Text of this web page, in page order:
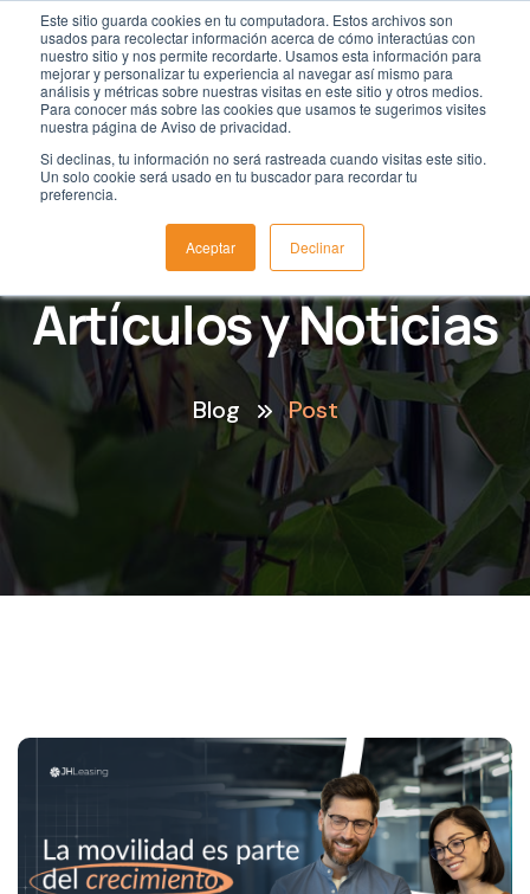
Este sitio guarda cookies en tu computadora. Estos archivos son
usados para recolectar información acerca de cómo interactúas con
nuestro sitio y nos permite recordarte. Usamos esta información para
mejorar y personalizar tu experiencia al navegar así mismo para
análisis y métricas sobre nuestras visitas en este sitio y otros medios.
Para conocer más sobre las cookies que usamos te sugerimos visites
nuestra página de Aviso de privacidad.
Si declinas, tu información no será rastreada cuando visitas este sitio.
Un solo cookie será usado en tu buscador para recordar tu
preferencia.
Aceptar Declinar
Artículos y Noticias
Blog Post